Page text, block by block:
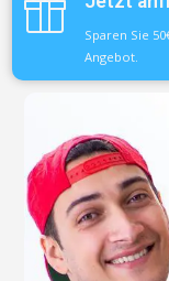
Sparen Sie
Angebot.